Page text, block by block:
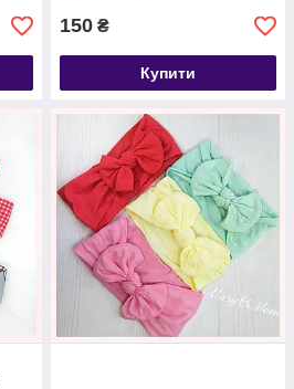
150 ₴
Купити